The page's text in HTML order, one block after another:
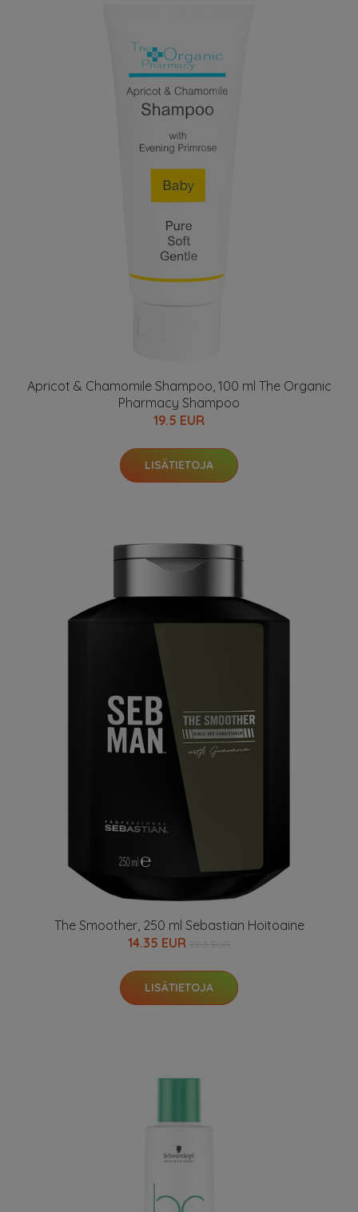
Apricot & Chamomile Shampoo, 100 ml The Organic
Pharmacy Shampoo
19.5 EUR
LISÄTIETOJA
The Smoother, 250 ml Sebastian Hoitoaine
14.35 EUR
LISÄTIETOJA